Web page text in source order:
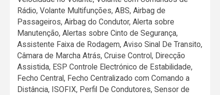
Rádio, Volante Multifunções, ABS, Airbag de
Passageiros, Airbag do Condutor, Alerta sobre
Manutenção, Alertas sobre Cinto de Segurança,
Assistente Faixa de Rodagem, Aviso Sinal De Transito,
Câmara de Marcha Atrás, Cruise Control, Direcção
Assistida, ESP Controle Electrónico de Estabilidade,
Fecho Central, Fecho Centralizado com Comando a
Distância, ISOFIX, Perfil De Condutores, Sensor de